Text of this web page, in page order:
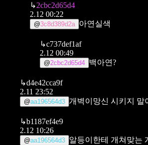
↳2cbc2d65d4
2.12 00:22
@3c8d389d2a 아연실색
↳c737def1af
2.12 00:49
@2cbc2d65d4 백아연?
↳d4e42cca9f
2.11 23:52
@aa196564d3 개벽이망신 시키지 말
↳b1187ef4e9
2.12 10:26
@aa196564d3 알등이한테 개쳐맞는